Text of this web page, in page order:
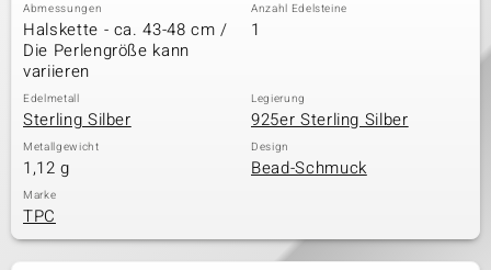
Classics
Abmessungen
Halskette - ca. 43-48 cm /
Die Perlengröße kann
variieren
Anzahl Edelsteine
1
Edelmetall
Sterling Silber
Legierung
925er Sterling Silber
Metallgewicht
1,12 g
Design
Bead-Schmuck
Marke
TPC